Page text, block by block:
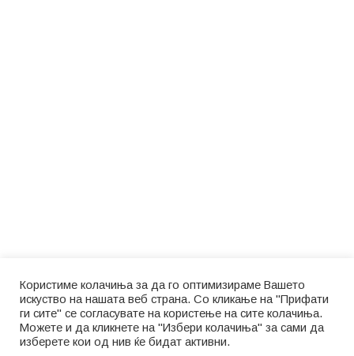
Користиме колачиња за да го оптимизираме Вашето
искуство на нашата веб страна. Со кликање на "Прифати
ги сите" се согласувате на користење на сите колачиња.
Можете и да кликнете на "Избери колачиња" за сами да
изберете кои од нив ќе бидат активни.